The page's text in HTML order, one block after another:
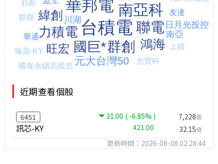
近期查看個股
6451 31.00 ( -6.85% )
訊芯-KY 421.00
7,228張
32.15億
更新時間：2026-08-08 02:28:44